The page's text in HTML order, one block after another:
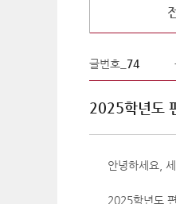
글번호_ 74
2025학년도
안녕하세요,
2025학년도